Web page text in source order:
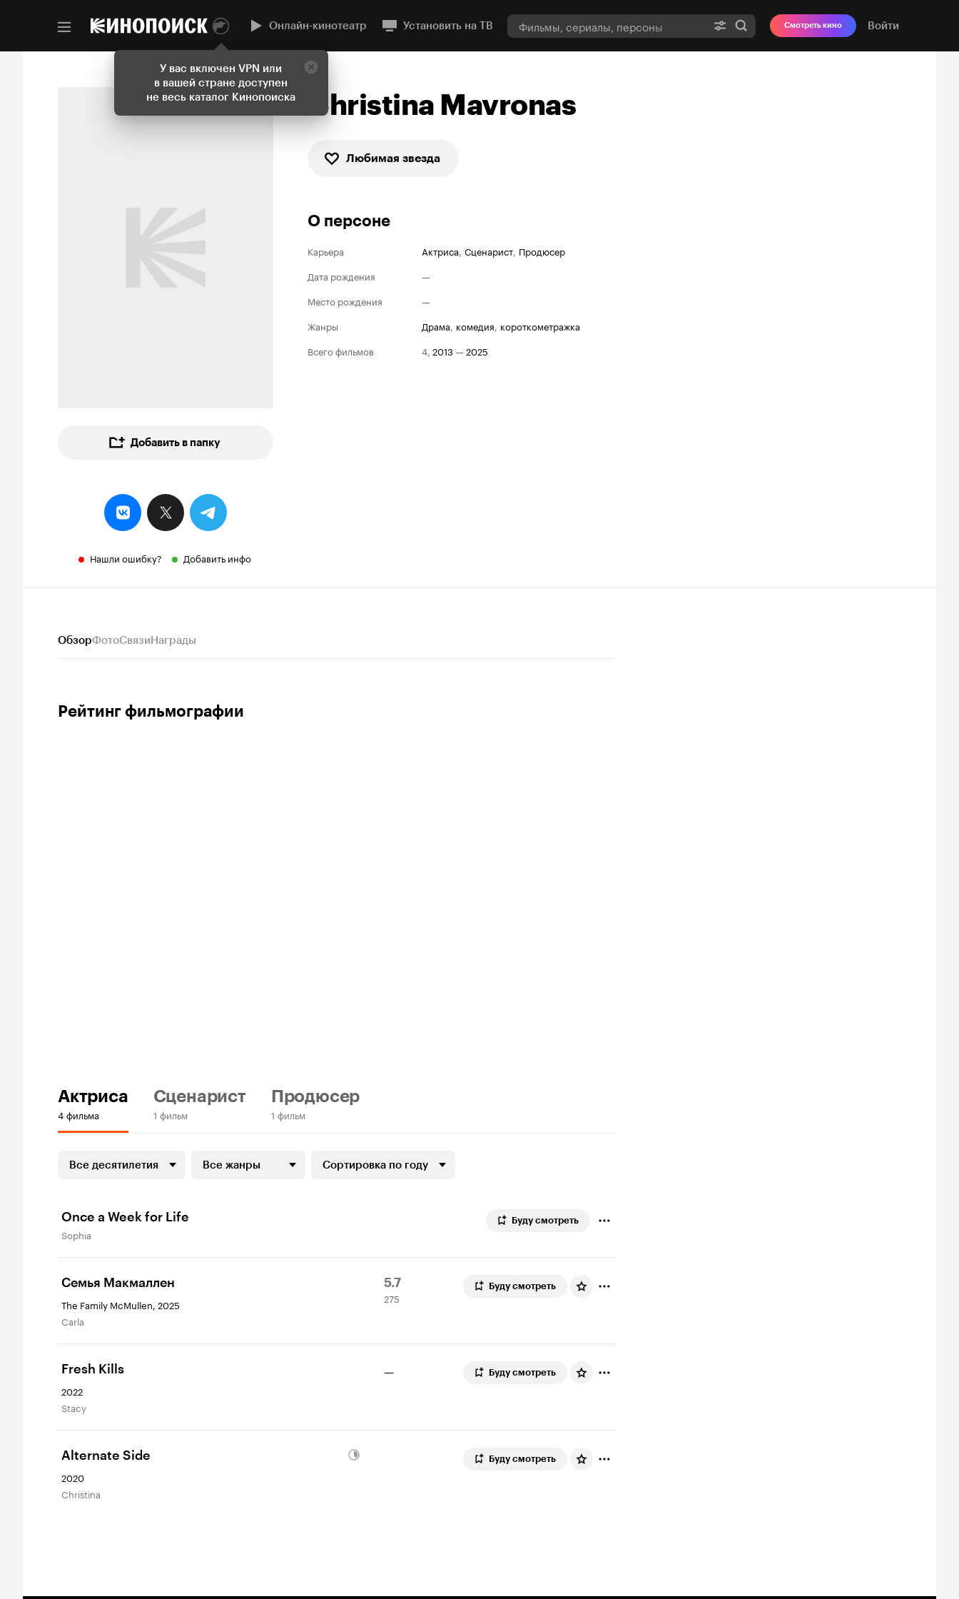
У вас включен VPN или
в вашей стране доступен
не весь каталог Кинопоиска
Онлайн-кинотеатр Установить на ТВ Смотреть кино Войти
Добавить в папку
Нашли ошибку? Добавить инфо
Christina Mavronas
Любимая звезда
О персоне
Карьера Актриса, Сценарист, Продюсер
Дата рождения
—
Место рождения
—
Жанры
драма, комедия, короткометражка
Всего фильмов
4, 2013— 2025
ОбзорФотоСвязиНаграды
Рейтинг фильмографии
Актриса
4 фильма
Сценарист
1 фильм
Продюсер
1 фильм
Все десятилетия Все жанры Сортировка по году
Once a Week for Life
Sophia
Буду смотреть
Семья Макмаллен
The Family McMullen, 2025
Carla
Рейтинг
Кинопоиска
5.7
275
оценок
275
Буду смотреть
Fresh Kills
2022
Stacy
— Буду смотреть
Alternate Side
2020
Christina
Буду смотреть